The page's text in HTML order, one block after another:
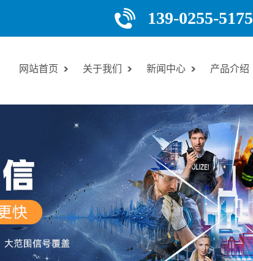
139-0255-5175
网站首页 关于我们 新闻中心 产品介绍